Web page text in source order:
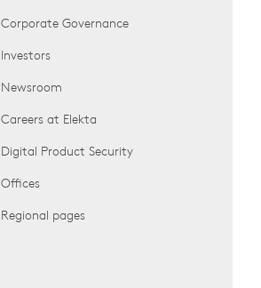
Corporate Governance
Investors
Newsroom
Careers at Elekta
Digital Product Security
Offices
Regional pages